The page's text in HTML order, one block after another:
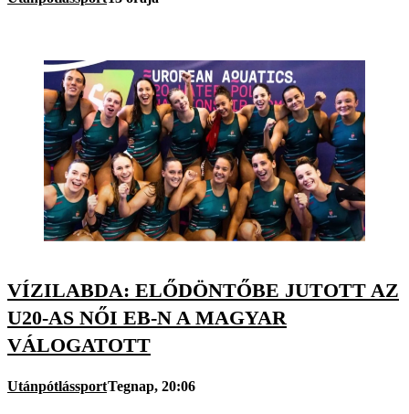
VÍZILABDA: ELŐDÖNTŐBE JUTOTT AZ
U20-AS NŐI EB-N A MAGYAR
VÁLOGATOTT
UtánpótlássportTegnap, 20:06